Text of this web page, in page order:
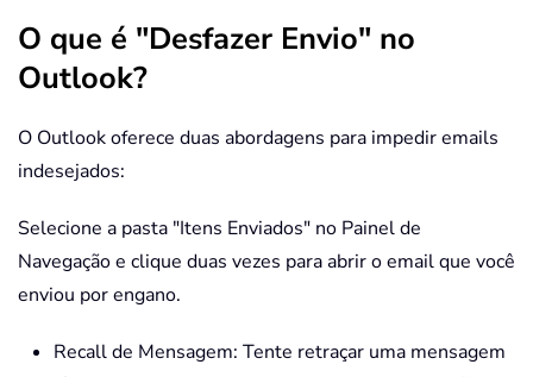
O que é "Desfazer Envio" no
Outlook?
O Outlook oferece duas abordagens para impedir emails
indesejados:
Selecione a pasta "Itens Enviados" no Painel de
Navegação e clique duas vezes para abrir o email que você
enviou por engano.
Recall de Mensagem: Tente retraçar uma mensagem